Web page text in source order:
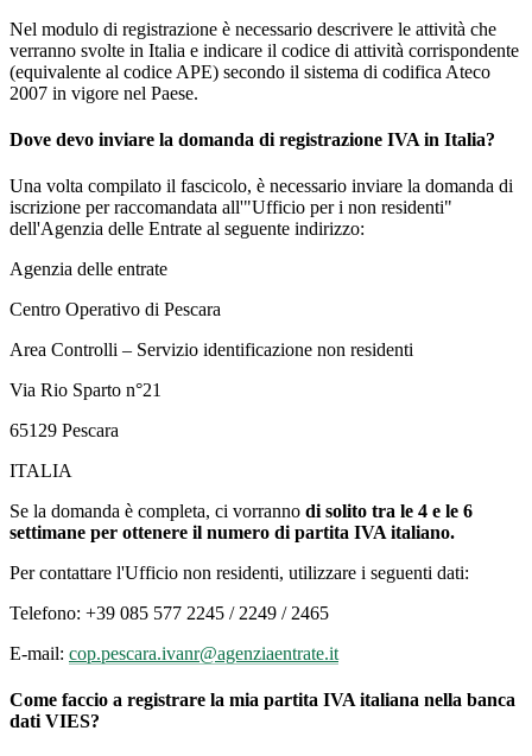
Nel modulo di registrazione è necessario descrivere le attività che
verranno svolte in Italia e indicare il codice di attività corrispondente
(equivalente al codice APE) secondo il sistema di codifica Ateco
2007 in vigore nel Paese.
Dove devo inviare la domanda di registrazione IVA in Italia?
Una volta compilato il fascicolo, è necessario inviare la domanda di
iscrizione per raccomandata all'"Ufficio per i non residenti"
dell'Agenzia delle Entrate al seguente indirizzo:
Agenzia delle entrate
Centro Operativo di Pescara
Area Controlli – Servizio identificazione non residenti
Via Rio Sparto n°21
65129 Pescara
ITALIA
Se la domanda è completa, ci vorranno di solito tra le 4 e le 6
settimane per ottenere il numero di partita IVA italiano.
Per contattare l'Ufficio non residenti, utilizzare i seguenti dati:
Telefono: +39 085 577 2245 / 2249 / 2465
E-mail: cop.pescara.ivanr@agenziaentrate.it
Come faccio a registrare la mia partita IVA italiana nella banca
dati VIES?